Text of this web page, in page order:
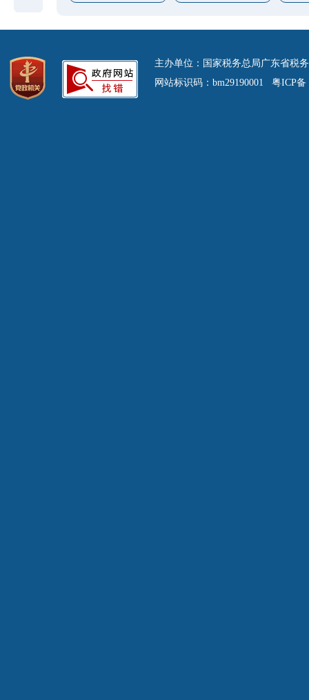
主办单位：国家税务总局广东省税
网站标识码：bm29190001 粤ICP